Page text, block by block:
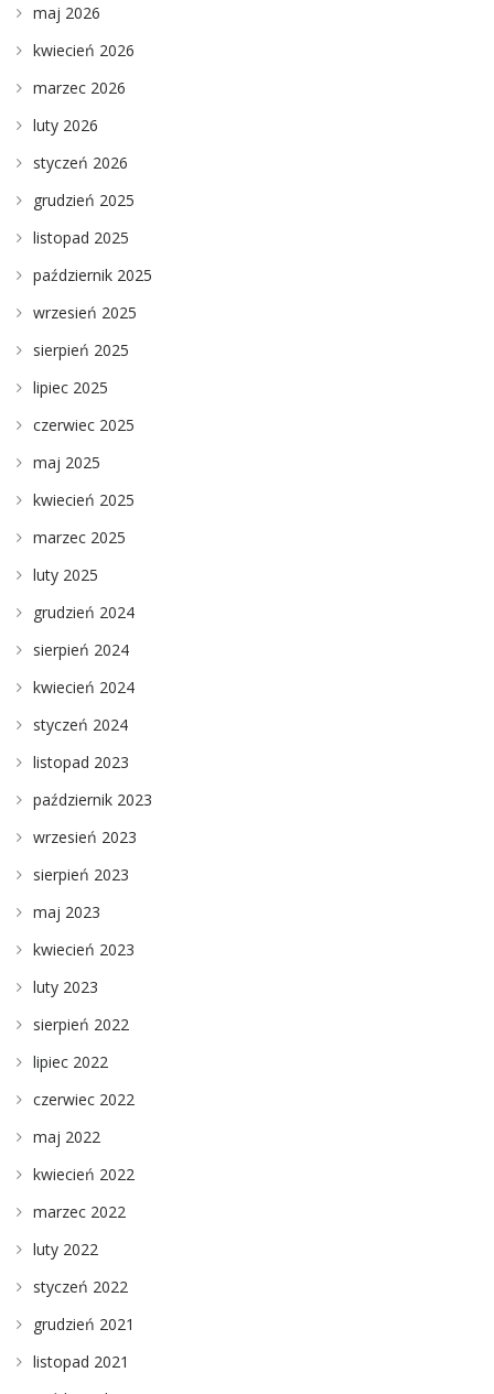
maj 2026
kwiecień 2026
marzec 2026
luty 2026
styczeń 2026
grudzień 2025
listopad 2025
październik 2025
wrzesień 2025
sierpień 2025
lipiec 2025
czerwiec 2025
maj 2025
kwiecień 2025
marzec 2025
luty 2025
grudzień 2024
sierpień 2024
kwiecień 2024
styczeń 2024
listopad 2023
październik 2023
wrzesień 2023
sierpień 2023
maj 2023
kwiecień 2023
luty 2023
sierpień 2022
lipiec 2022
czerwiec 2022
maj 2022
kwiecień 2022
marzec 2022
luty 2022
styczeń 2022
grudzień 2021
listopad 2021